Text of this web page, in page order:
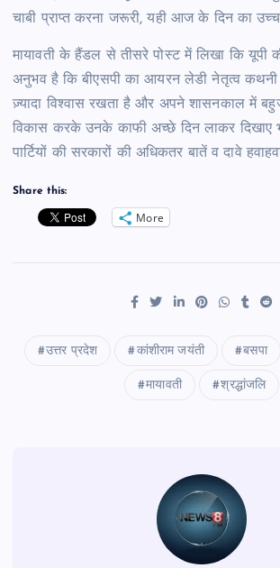
चाबी प्राप्त करना जरूरी, यही आज के दिन का
मायावती के हैंडल से तीसरे पोस्ट में लिखा कि यूपी
अनुभव है कि बीएसपी का आयरन लेडी नेतृत्व
ज़्यादा विश्वास रखता है और अपने शासनकाल में
विकास करके उनके काफी अच्छे दिन लाकर दिखाए
पार्टियों की सरकारों की अधिकतर बातें व दावे
Share this:
More
उत्तर प्रदेश कांशीराम जयंती बसपा
मायावती श्रद्धांजलि